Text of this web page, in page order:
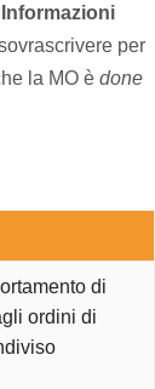
Informazioni
per
la MO è done
di
ordini di